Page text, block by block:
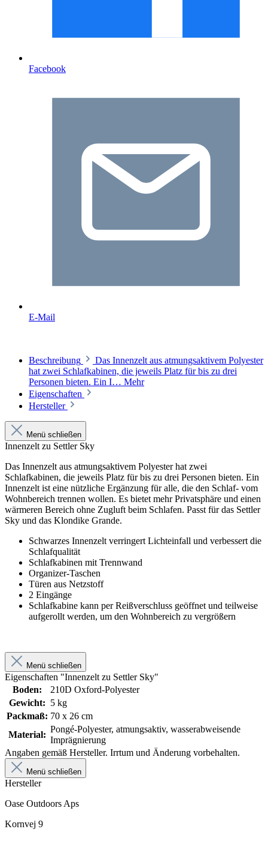
Facebook
E-Mail
Beschreibung
Das Innenzelt aus atmungsaktivem Polyester
hat zwei Schlafkabinen, die jeweils Platz für bis zu drei
Personen bieten. Ein I… Mehr
Eigenschaften
Hersteller
Menü schließen
Innenzelt zu Settler Sky
Das Innenzelt aus atmungsaktivem Polyester hat zwei
Schlafkabinen, die jeweils Platz für bis zu drei Personen bieten. Ein
Innenzelt ist eine nützliche Ergänzung für alle, die den Schlaf- vom
Wohnbereich trennen wollen. Es bietet mehr Privatsphäre und einen
wärmeren Bereich ohne Zugluft beim Schlafen. Passt für das Settler
Sky und das Klondike Grande.
Schwarzes Innenzelt verringert Lichteinfall und verbessert die
Schlafqualität
Schlafkabinen mit Trennwand
Organizer-Taschen
Türen aus Netzstoff
2 Eingänge
Schlafkabine kann per Reißverschluss geöffnet und teilweise
aufgerollt werden, um den Wohnbereich zu vergrößern
Menü schließen
Eigenschaften "Innenzelt zu Settler Sky"
Boden:
210D Oxford-Polyester
Gewicht: 5 kg
Packmaß: 70 x 26 cm
Material:
Pongé-Polyester, atmungsaktiv, wasserabweisende
Imprägnierung
Angaben gemäß Hersteller. Irrtum und Änderung vorbehalten.
Menü schließen
Hersteller
Oase Outdoors Aps
Kornvej 9